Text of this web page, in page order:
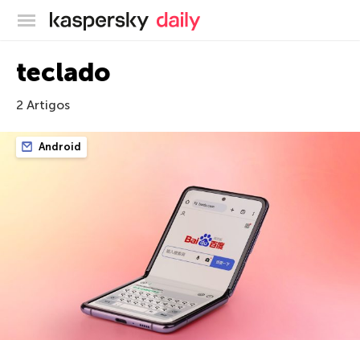
Blog oficial da Kaspersky
teclado
2 Artigos
Android